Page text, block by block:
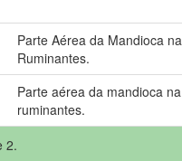
Parte Aérea da Mandioca
Ruminantes.
Parte aérea da mandioca
ruminantes.
2.